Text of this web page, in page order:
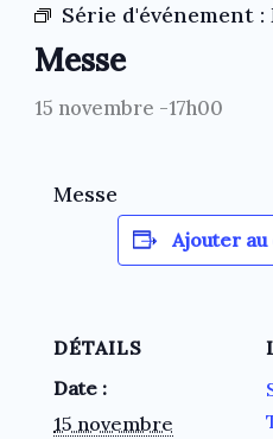
Série d'événement :
Messe
15 novembre -17h00
Messe
Ajouter
DÉTAILS
Date :
15 novembre